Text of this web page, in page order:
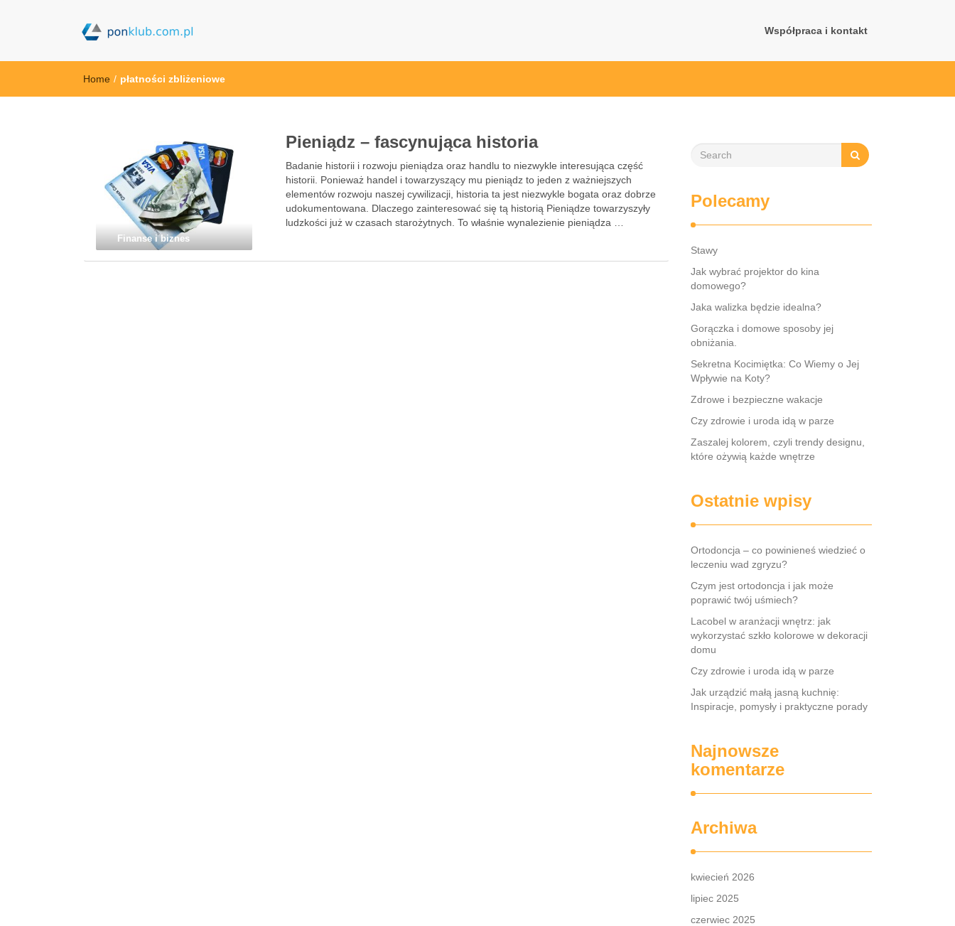
Współpraca i kontakt
Home / płatności zbliżeniowe
Finanse i biznes
Pieniądz – fascynująca historia
Badanie historii i rozwoju pieniądza oraz handlu to niezwykle interesująca część
historii. Ponieważ handel i towarzyszący mu pieniądz to jeden z ważniejszych
elementów rozwoju naszej cywilizacji, historia ta jest niezwykle bogata oraz dobrze
udokumentowana. Dlaczego zainteresować się tą historią Pieniądze towarzyszyły
ludzkości już w czasach starożytnych. To właśnie wynalezienie pieniądza …
Polecamy
Stawy
Jak wybrać projektor do kina
domowego?
Jaka walizka będzie idealna?
Gorączka i domowe sposoby jej
obniżania.
Sekretna Kocimiętka: Co Wiemy o Jej
Wpływie na Koty?
Zdrowe i bezpieczne wakacje
Czy zdrowie i uroda idą w parze
Zaszalej kolorem, czyli trendy designu,
które ożywią każde wnętrze
Ostatnie wpisy
Ortodoncja – co powinieneś wiedzieć o
leczeniu wad zgryzu?
Czym jest ortodoncja i jak może
poprawić twój uśmiech?
Lacobel w aranżacji wnętrz: jak
wykorzystać szkło kolorowe w dekoracji
domu
Czy zdrowie i uroda idą w parze
Jak urządzić małą jasną kuchnię:
Inspiracje, pomysły i praktyczne porady
Najnowsze
komentarze
Archiwa
kwiecień 2026
lipiec 2025
czerwiec 2025